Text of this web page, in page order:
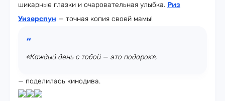
шикарные глазки и очаровательная улыбка. Риз
Уизерспун — точная копия своей мамы!
«Каждый день с тобой — это подарок»,
— поделилась кинодива.